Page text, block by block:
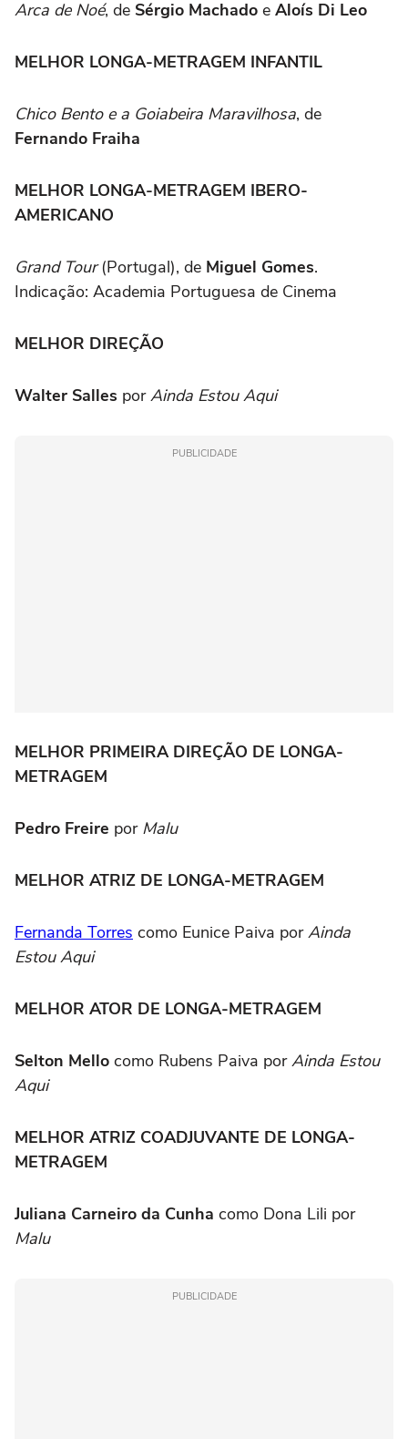
Arca de Noé, de Sérgio Machado e Aloís Di Leo
MELHOR LONGA-METRAGEM INFANTIL
Chico Bento e a Goiabeira Maravilhosa, de
Fernando Fraiha
MELHOR LONGA-METRAGEM IBERO-
AMERICANO
Grand Tour(Portugal), de Miguel Gomes.
Indicação: Academia Portuguesa de Cinema
MELHOR DIREÇÃO
Walter Salles porAinda Estou Aqui
PUBLICIDADE
MELHOR PRIMEIRA DIREÇÃO DE LONGA-
METRAGEM
Pedro Freire por Malu
MELHOR ATRIZ DE LONGA-METRAGEM
Fernanda Torres como Eunice Paiva porAinda
Estou Aqui
MELHOR ATOR DE LONGA-METRAGEM
Selton Mello como Rubens Paiva porAinda Estou
Aqui
MELHOR ATRIZ COADJUVANTE DE LONGA-
METRAGEM
Juliana Carneiro da Cunha como Dona Lili por
Malu
PUBLICIDADE